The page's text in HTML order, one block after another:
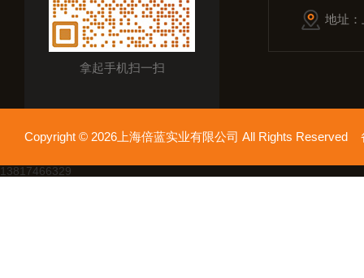
拿起手机扫一扫
地址
Copyright © 2026上海倍蓝实业有限公司 All Rights Reserved
13817466329